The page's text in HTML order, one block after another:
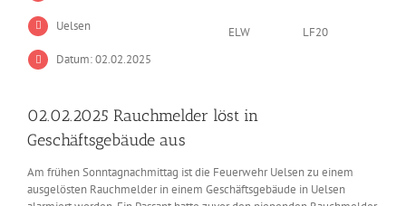
Uelsen
Datum: 02.02.2025
ELW LF20
02.02.2025 Rauchmelder löst in
Geschäftsgebäude aus
Am frühen Sonntagnachmittag ist die Feuerwehr Uelsen zu einem
ausgelösten Rauchmelder in einem Geschäftsgebäude in Uelsen